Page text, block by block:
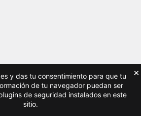
y das tu consentimiento para que tu
de tu navegador puedan ser
de seguridad instalados en este
sitio.
×